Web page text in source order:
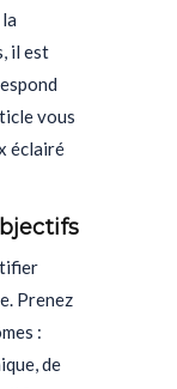
il est
vous
éclairé
Prenez
:
de